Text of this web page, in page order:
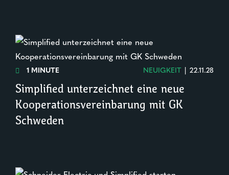
 1 MINUTE NEUIGKEIT | 22.11.28
Simplified unterzeichnet eine neue
Kooperationsvereinbarung mit GK
Schweden